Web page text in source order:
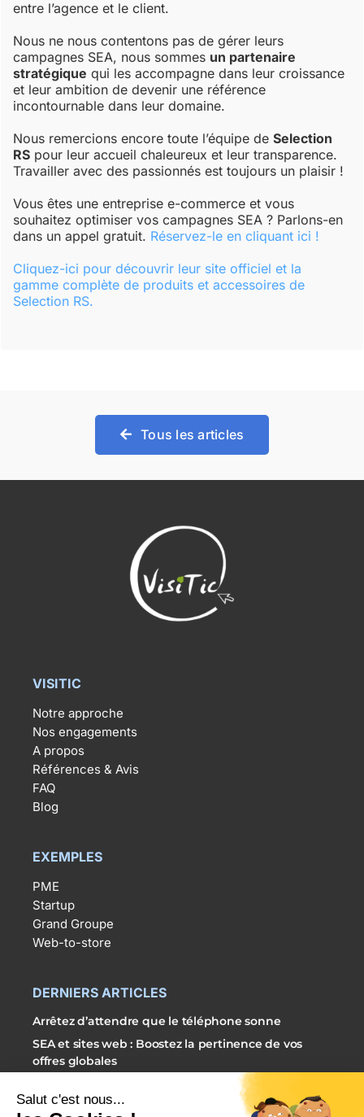
entre l’agence et le client.
Nous ne nous contentons pas de gérer leurs
campagnes SEA, nous sommes un partenaire
stratégique qui les accompagne dans leur croissance
et leur ambition de devenir une référence
incontournable dans leur domaine.
Nous remercions encore toute l’équipe deSelection
RS pour leur accueil chaleureux et leur transparence.
Travailler avec des passionnés est toujours un plaisir !
Vous êtes une entreprise e-commerce et vous
souhaitez optimiser vos campagnes SEA ? Parlons-en
dans un appel gratuit. Réservez-le en cliquant ici !
Cliquez-ici pour découvrir leur site officiel et la
gamme complète de produits et accessoires de
Selection RS.
Tous les articles
VISITIC
Notre approche
Nos engagements
A propos
Références & Avis
FAQ
Blog
EXEMPLES
PME
Startup
Grand Groupe
Web-to-store
DERNIERS ARTICLES
Arrêtez d’attendre que le téléphone sonne
SEA et sites web : Boostez la pertinence de vos
offres globales
3 étapes simples pour externaliser vos campagnes
SEA